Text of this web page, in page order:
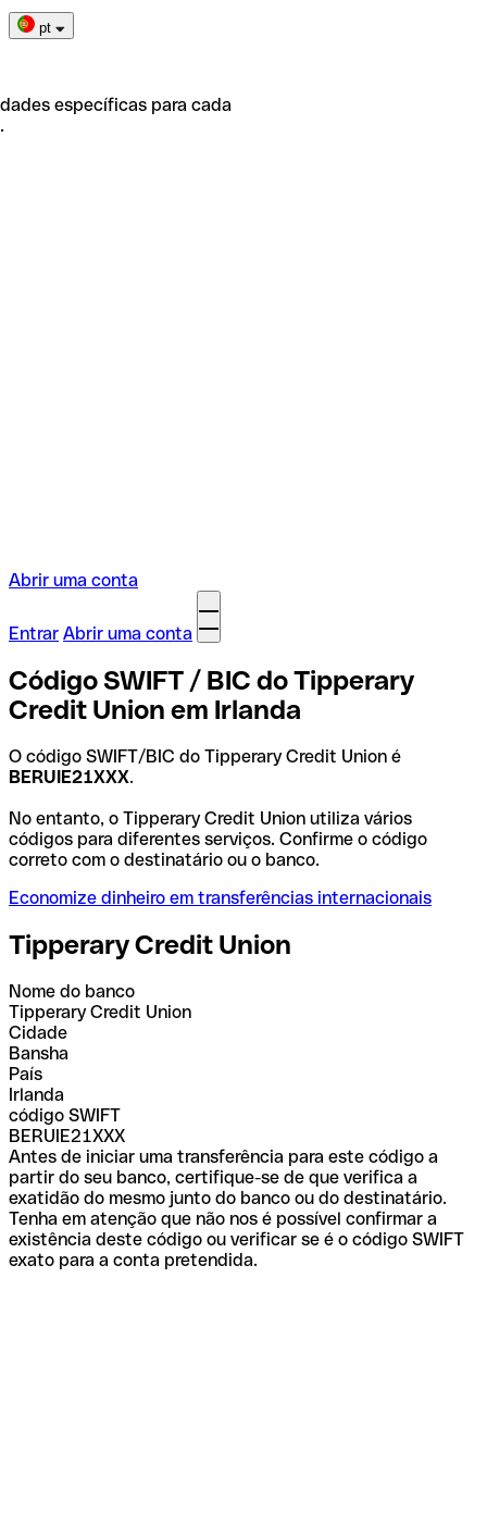
pt
específicas para cada
Abrir uma conta
Entrar Abrir uma conta
Código SWIFT / BIC do Tipperary
Credit Union em Irlanda
O código SWIFT/BIC do Tipperary Credit Union é
BERUIE21XXX.
No entanto, o Tipperary Credit Union utiliza vários
códigos para diferentes serviços. Confirme o código
correto com o destinatário ou o banco.
Economize dinheiro em transferências internacionais
Tipperary Credit Union
Nome do banco
Tipperary Credit Union
Cidade
Bansha
País
Irlanda
código SWIFT
BERUIE21XXX
Antes de iniciar uma transferência para este código a
partir do seu banco, certifique-se de que verifica a
exatidão do mesmo junto do banco ou do destinatário.
Tenha em atenção que não nos é possível confirmar a
existência deste código ou verificar se é o código SWIFT
exato para a conta pretendida.